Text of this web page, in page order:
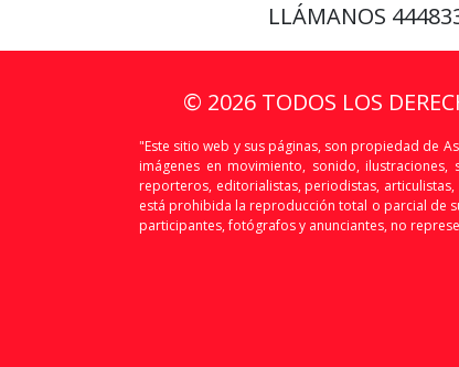
LLÁMANOS
© 2026 TODOS LOS
"Este sitio web y sus páginas, son propiedad de
imágenes en movimiento, sonido,
reporteros, editorialistas, periodistas,
está prohibida la reproducción total o parcial de
participantes, fotógrafos y anunciantes, no